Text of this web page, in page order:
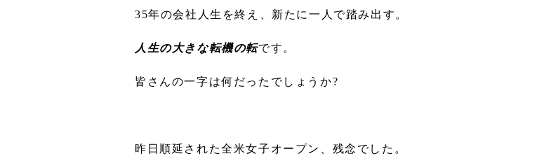
35年の会社人生を終え、新たに一人で踏み出す。
人生の大きな転機の転です。
皆さんの一字は何だったでしょうか?
昨日順延された全米女子オープン、残念でした。